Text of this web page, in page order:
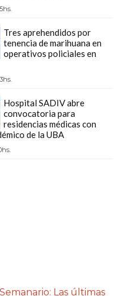
Tres aprehendidos por
tenencia de marihuana en
operativos policiales en
Hospital SADIV abre
convocatoria para
residencias médicas con
de la UBA
Las últimas